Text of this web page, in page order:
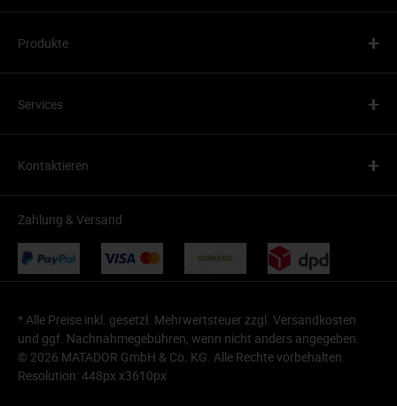
Produkte +
Services +
Kontaktieren +
Zahlung & Versand
* Alle Preise inkl. gesetzl. Mehrwertsteuer zzgl. Versandkosten
und ggf. Nachnahmegebühren, wenn nicht anders angegeben.
© 2026 MATADOR GmbH & Co. KG. Alle Rechte vorbehalten.
Resolution: 448px x3610px